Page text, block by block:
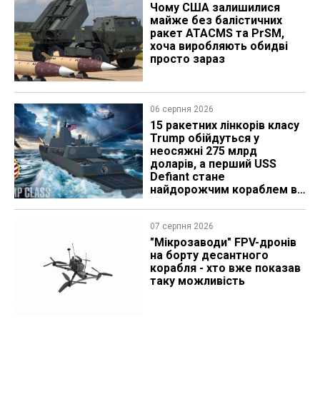
Чому США залишилися
майже без балістичних
ракет ATACMS та PrSM,
хоча виробляють обидві
просто зараз
06 серпня 2026
15 ракетних лінкорів класу
Trump обійдуться у
неосяжні 275 млрд
доларів, а перший USS
Defiant стане
найдорожчим кораблем в
07 серпня 2026
"Мікрозаводи" FPV-дронів
на борту десантного
корабля - хто вже показав
таку можливість